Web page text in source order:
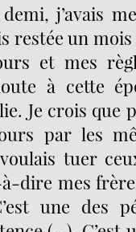
j’avais
restée un mois
et mes
à cette
Je crois que
par les
tuer
dire mes
une des